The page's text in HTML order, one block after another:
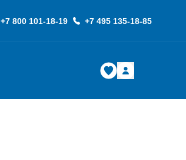
+7 800 101-18-19 +7 495 135-18-85